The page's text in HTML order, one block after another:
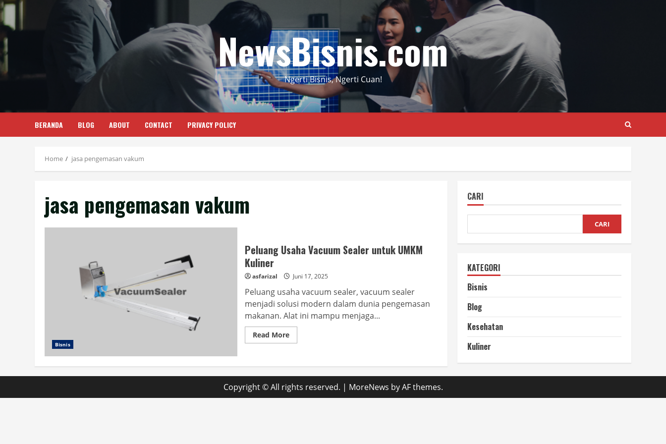
Skip
content
NewsBisnis.com
Ngerti Bisnis, Ngerti Cuan!
BERANDA BLOG ABOUT CONTACT PRIVACY POLICY
Home jasa pengemasan vakum
jasa pengemasan vakum
Bisnis
Peluang Usaha Vacuum Sealer untuk UMKM
Kuliner
asfarizal Juni 17, 2025
Peluang usaha vacuum sealer, vacuum sealer
menjadi solusi modern dalam dunia pengemasan
makanan. Alat ini mampu menjaga...
Read MoreRead
more
Vacuum
Sealer
untuk
UMKM
Kuliner
CARI
CARI
KATEGORI
Bisnis
Blog
Kesehatan
Kuliner
Copyright © All rights reserved. | MoreNews by AF themes.